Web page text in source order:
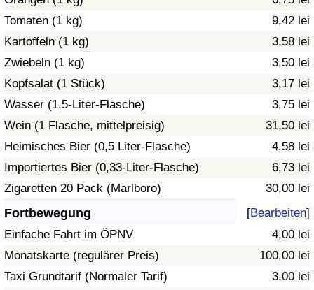
Tomaten (1 kg)
9,42 lei
Kartoffeln (1 kg)
3,58 lei
Zwiebeln (1 kg)
3,50 lei
Kopfsalat (1 Stück)
3,17 lei
Wasser (1,5-Liter-Flasche)
3,75 lei
Wein (1 Flasche, mittelpreisig)
31,50 lei
Heimisches Bier (0,5 Liter-Flasche)
4,58 lei
Importiertes Bier (0,33-Liter-Flasche)
6,73 lei
Zigaretten 20 Pack (Marlboro)
30,00 lei
Fortbewegung [Bearbeiten]
Einfache Fahrt im ÖPNV
4,00 lei
Monatskarte (regulärer Preis)
100,00 lei
Taxi Grundtarif (Normaler Tarif)
3,00 lei
Verschmutzungsindex
Umweltverschmutzungs-Index nach Land
Verkehr
Verkehrs-Index
Verkehrs-Index (aktuell)
Verkehrs-Index nach Land